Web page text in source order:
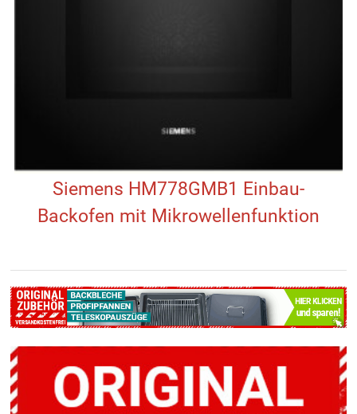
Siemens HM778GMB1 Einbau-
Backofen mit Mikrowellenfunktion